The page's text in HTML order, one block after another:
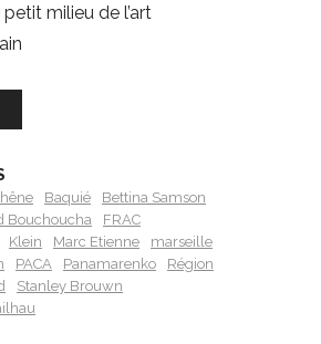
milieu de l’art
Baquié
Bettina Samson
Bouchoucha
FRAC
Klein Marc Etienne
marseille
PACA Panamarenko
Région
Stanley Brouwn